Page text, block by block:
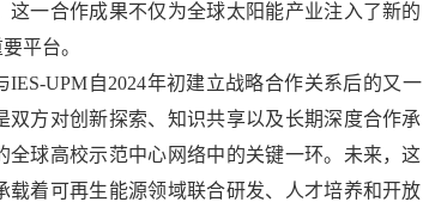
一合作成果不仅为全球太阳能产业注入了新的
平台。
UPM自2024年初建立战略合作关系后的又一
方对创新探索、知识共享以及长期深度合作承
球高校示范中心网络中的关键一环。未来，这
着可再生能源领域联合研发、人才培养和开放